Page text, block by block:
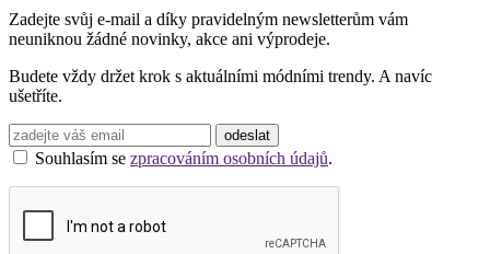
Zadejte svůj e-mail a díky pravidelným newsletterům vám
neuniknou žádné novinky, akce ani výprodeje.
Budete vždy držet krok s aktuálními módními trendy. A navíc
ušetříte.
Souhlasím se zpracováním osobních údajů.